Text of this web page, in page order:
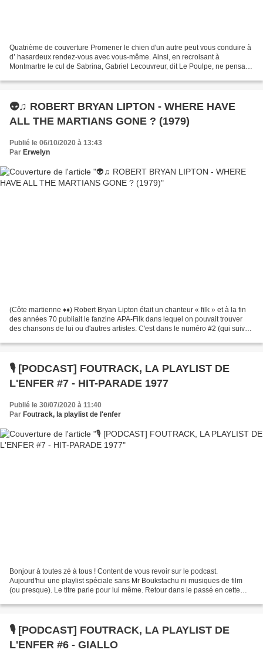
Quatrième de couverture Promener le chien d'un autre peut vous conduire à
d’ hasardeux rendez-vous avec vous-même. Ainsi, en recroisant à
Montmartre le cul de Sabrina, Gabriel Lecouvreur, dit Le Poulpe, ne pensait
👽♫ ROBERT BRYAN LIPTON - WHERE HAVE
ALL THE MARTIANS GONE ? (1979)
Publié le 06/10/2020 à 13:43
Par Erwelyn
(Côte martienne ♦♦) Robert Bryan Lipton était un chanteur « filk » et à la fin
des années 70 publiait le fanzine APA-Filk dans lequel on pouvait trouver
des chansons de lui ou d'autres artistes. C'est dans le numéro #2 (qui suivait
🎙️ [PODCAST] FOUTRACK, LA PLAYLIST DE
L'ENFER #7 - HIT-PARADE 1977
Publié le 30/07/2020 à 11:40
Par Foutrack, la playlist de l'enfer
Bonjour à toutes zé à tous ! Content de vous revoir sur le podcast.
Aujourd'hui une playlist spéciale sans Mr Boukstachu ni musiques de film
(ou presque). Le titre parle pour lui même. Retour dans le passé en cette
🎙️ [PODCAST] FOUTRACK, LA PLAYLIST DE
L'ENFER #6 - GIALLO